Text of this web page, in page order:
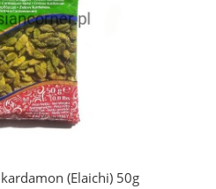
(Elaichi) 50g